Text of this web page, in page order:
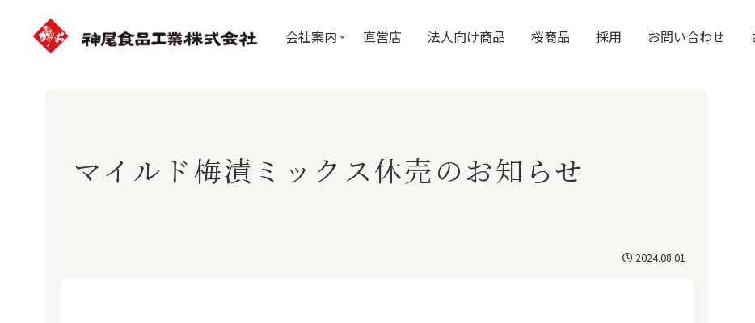
会社案内 直営店 法人向け商品 桜商品 採用 お問い合わせ
マイルド梅漬ミックス休売のお知らせ
2024.08.01